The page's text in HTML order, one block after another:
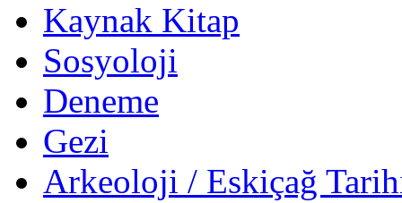
Kaynak Kitap
Sosyoloji
Deneme
Gezi
Arkeoloji / Eskiçağ